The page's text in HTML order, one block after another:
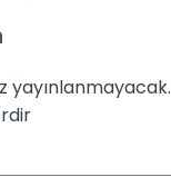
yayınlanmayacak.